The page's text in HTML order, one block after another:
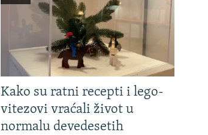
Kako su ratni recepti i lego-
vitezovi vraćali život u
normalu devedesetih